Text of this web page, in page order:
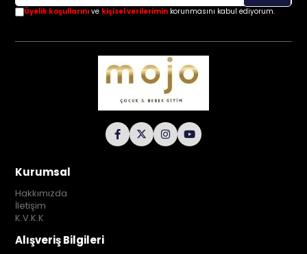
Üyelik koşullarını ve kişisel verilerimin korunmasını kabul ediyorum.
Kurumsal
Hakkımızda
İletişim
K.V.K.K
Alışveriş Bilgileri